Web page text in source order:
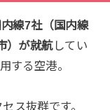
内線7社（国内線
）が就航してい
する空港。
ス抜群です。